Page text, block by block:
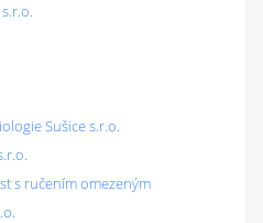
Sušice s.r.o.
s ručením omezeným